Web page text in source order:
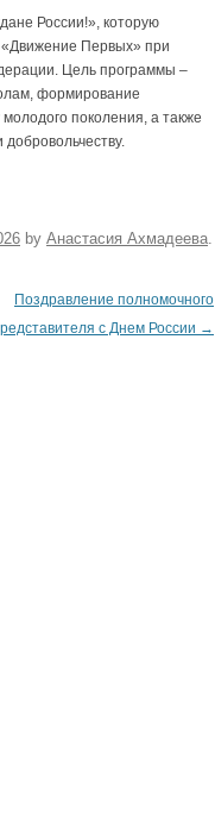
России!», которую
Первых» при
Цель программы –
формирование
молодого поколения, а также
by Анастасия Ахмадеева
Поздравление полномочного
с Днем России →